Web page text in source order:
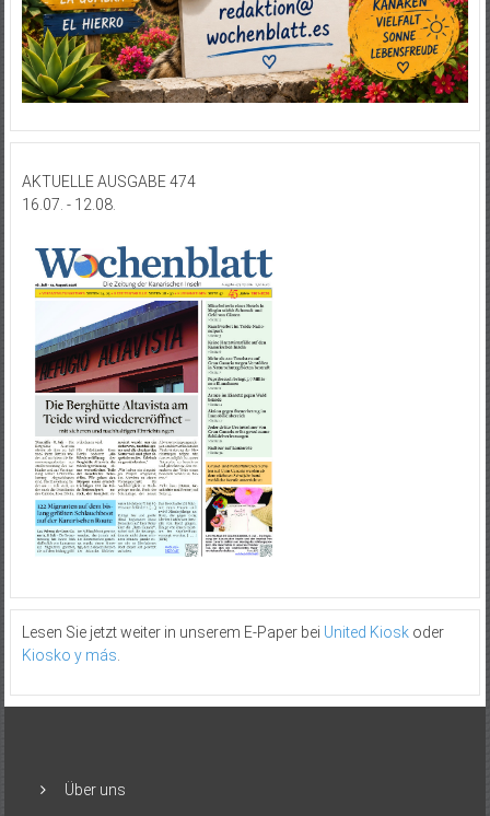
AKTUELLE AUSGABE 474
16.07. - 12.08.
Lesen Sie jetzt weiter in unserem E-Paper bei United Kioskoder
Kiosko y más
Über uns